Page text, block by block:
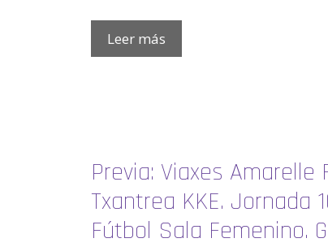
Leer más
Previa: Viaxes Amarelle
Txantrea KKE. Jornada
Fútbol Sala Femenino.